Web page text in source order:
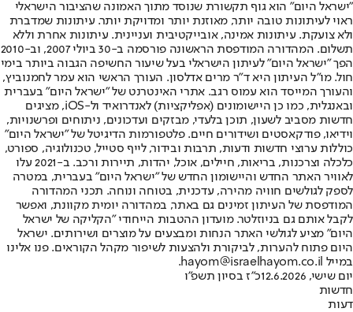
"ישראל היום" הוא גוף תקשורת שנוסד מתוך האמונה שהציבור הישראלי
ראוי לעיתונות טובה יותר, מאוזנת יותר ומדויקת יותר. עיתונות שמדברת
ולא צועקת. עיתונות אמינה, אובייקטיבית ועניינית. עיתונות אחרת וללא
תשלום. המהדורה המודפסת הראשונה פורסמה ב-30 ביולי 2007, וב-2010
הפך "ישראל היום" לעיתון הישראלי בעל שיעור החשיפה הגבוה ביותר בימי
חול. מו"ל העיתון היא ד"ר מרים אדלסון. העורך הראשי הוא עמר לחמנוביץ,
והעורך המייסד הוא עמוס רגב. אתרי האינטרנט של "ישראל היום" בעברית
ובאנגלית, כמו כן היישומונים (אפליקציות) לאנדרואיד ול-iOS, מציגים
חדשות מסביב לשעון, תוכן בלעדי, מבזקים ועדכונים, ניתוחים ופרשנויות,
וידיאו, פודקאסטים ושידורים חיים. פלטפורמות הדיגיטל של "ישראל היום"
כוללות ערוצי חדשות ודעות, תרבות ובידור, לייף סטייל, טכנולוגיה, ספורט,
כלכלה וצרכנות, בריאות, חיילים, אוכל, יהדות, תיירות ורכב. ב-2021 עלו
לאוויר האתר החדש והיישומון החדש של "ישראל היום" בעברית, במטרה
לספק לגולשים חוויה מהירה, עדכנית, בטוחה ונוחה. תכני המהדורה
המודפסת של העיתון זמינים גם באתר, במהדורה יומית מקוונת, ואפשר
לקבל אותם גם בניוזלטר. מועדון ההטבות הייחודי "הקליקה של ישראל
היום" מציע לגולשי האתר הנחות ומבצעים על מוצרים ושירותים. ישראל
היום פתוח להערות, לביקורת ולהצעות לשיפור מקהל הקוראים. פנו אלינו
במייל hayom@israelhayom.co.il.
יום שישי, 12.6.2026
כ"ז בסיון תשפ"ו
חדשות
דעות